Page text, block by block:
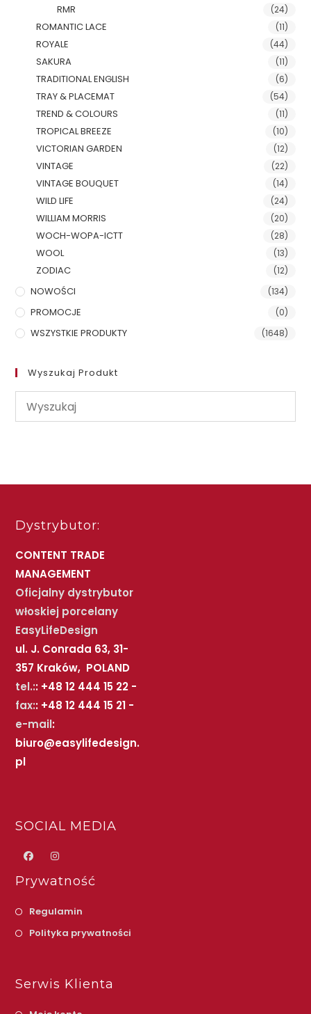
RMR (24)
ROMANTIC LACE (11)
ROYALE (44)
SAKURA (11)
TRADITIONAL ENGLISH (6)
TRAY & PLACEMAT (54)
TREND & COLOURS (11)
TROPICAL BREEZE (10)
VICTORIAN GARDEN (12)
VINTAGE (22)
VINTAGE BOUQUET (14)
WILD LIFE (24)
WILLIAM MORRIS (20)
WOCH-WOPA-ICTT (28)
WOOL (13)
ZODIAC (12)
NOWOŚCI (134)
PROMOCJE (0)
WSZYSTKIE PRODUKTY (1648)
Wyszukaj Produkt
Dystrybutor:
CONTENT TRADE
MANAGEMENT
Oficjalny dystrybutor
włoskiej porcelany
EasyLifeDesign
ul. J. Conrada 63, 31-
357 Kraków, POLAND
tel.:: +48 12 444 15 22 -
fax:: +48 12 444 15 21 -
e-mail:
biuro@easylifedesign.
pl
SOCIAL MEDIA
Prywatność
Regulamin
Polityka prywatności
Serwis Klienta